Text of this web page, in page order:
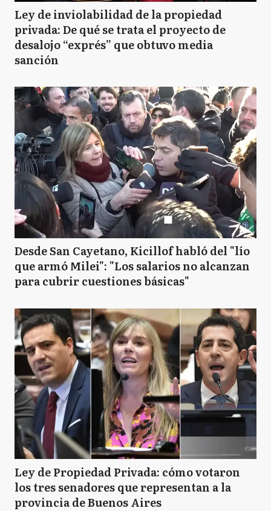
Ley de inviolabilidad de la propiedad
privada: De qué se trata el proyecto de
desalojo “exprés” que obtuvo media
sanción
Desde San Cayetano, Kicillof habló del "lío
que armó Milei": "Los salarios no alcanzan
para cubrir cuestiones básicas"
Ley de Propiedad Privada: cómo votaron
los tres senadores que representan a la
provincia de Buenos Aires